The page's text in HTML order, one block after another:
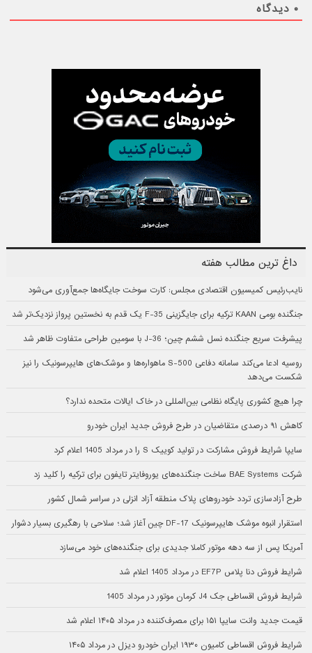
۰ دیدگاه
داغ ترین مطالب هفته
نایب‌رئیس کمیسیون اقتصادی مجلس: کارت سوخت جایگاه‌ها جمع‌آوری می‌شود
جنگنده بومی KAAN ترکیه برای جایگزینی F-35 یک قدم به نخستین پرواز نزدیک‌تر شد
پیشرفت سریع جنگنده نسل ششم چین؛ J-36 با سومین طراحی متفاوت ظاهر شد
روسیه ادعا می‌کند سامانه دفاعی S-500 ماهواره‌ها و موشک‌های هایپرسونیک را نیز
شکست می‌دهد
چرا هیچ کشوری پایگاه نظامی بین‌المللی در خاک ایالات متحده ندارد؟
کاهش ۹۱ درصدی متقاضیان در طرح فروش جدید ایران خودرو
سایپا شرایط فروش مشارکت در تولید کوییک S را در مرداد 1405 اعلام کرد
شرکت BAE Systems ساخت جنگنده‌های یوروفایتر تایفون برای ترکیه را کلید زد
طرح آزادسازی تردد خودروهای پلاک منطقه آزاد انزلی در سراسر شمال کشور
استقرار انبوه موشک هایپرسونیک DF-17 چین آغاز شد؛ سلاحی با رهگیری بسیار دشوار
آمریکا پس از سه دهه موتور کاملا جدیدی برای جنگنده‌های خود می‌سازد
شرایط فروش دنا پلاس EF7P در مرداد 1405 اعلام شد
شرایط فروش اقساطی جک J4 کرمان موتور در مرداد 1405
قیمت جدید وانت سایپا ۱۵۱ برای مصرف‌کننده در مرداد ۱۴۰۵ اعلام شد
شرایط فروش اقساطی کامیون ۱۹۳۰ ایران خودرو دیزل در مرداد ۱۴۰۵